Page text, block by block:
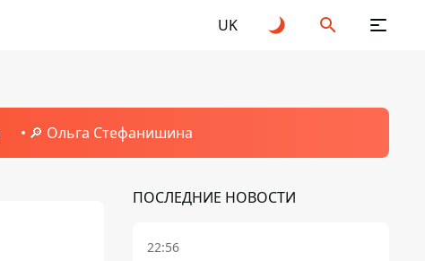
UK
🔎 Ольга Стефанишина
ПОСЛЕДНИЕ НОВОСТИ
22:56